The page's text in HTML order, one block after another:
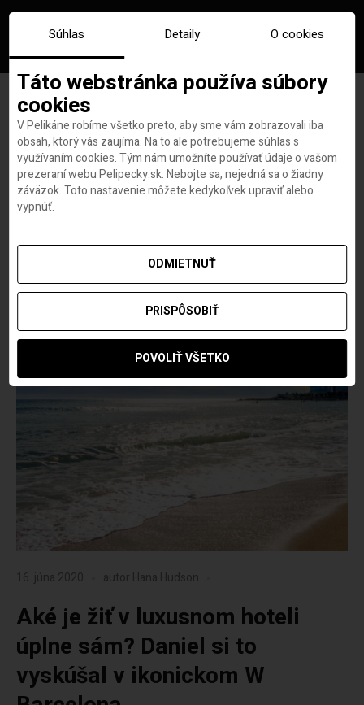
Značka:hotel w
16. júna 2020 autor Hana Hudson
Aké je žiť v luxusnom hoteli
úplne sám? Daniel si to
vyskúšal v ikonickom W
Súhlas Detaily O cookies
Táto webstránka používa súbory
cookies
V Pelikáne robíme všetko preto, aby sme vám zobrazovali iba
obsah, ktorý vás zaujíma. Na to ale potrebujeme súhlas s
využívaním cookies. Tým nám umožníte používať údaje o vašom
prezeraní webu Pelipecky.sk. Nebojte sa, nejedná sa o žiadny
záväzok. Toto nastavenie môžete kedykoľvek upraviť alebo
vypnúť.
ODMIETNUŤ
PRISPÔSOBIŤ
POVOLIŤ VŠETKO